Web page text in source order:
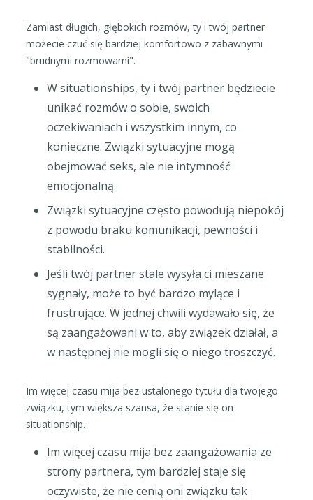
Zamiast długich, głębokich rozmów, ty i twój partner
możecie czuć się bardziej komfortowo z zabawnymi
"brudnymi rozmowami".
W situationships, ty i twój partner będziecie
unikać rozmów o sobie, swoich
oczekiwaniach i wszystkim innym, co
konieczne. Związki sytuacyjne mogą
obejmować seks, ale nie intymność
emocjonalną.
Związki sytuacyjne często powodują niepokój
z powodu braku komunikacji, pewności i
stabilności.
Jeśli twój partner stale wysyła ci mieszane
sygnały, może to być bardzo mylące i
frustrujące. W jednej chwili wydawało się, że
są zaangażowani w to, aby związek działał, a
w następnej nie mogli się o niego troszczyć.
Im więcej czasu mija bez ustalonego tytułu dla twojego
związku, tym większa szansa, że stanie się on
situationship.
Im więcej czasu mija bez zaangażowania ze
strony partnera, tym bardziej staje się
oczywiste, że nie cenią oni związku tak